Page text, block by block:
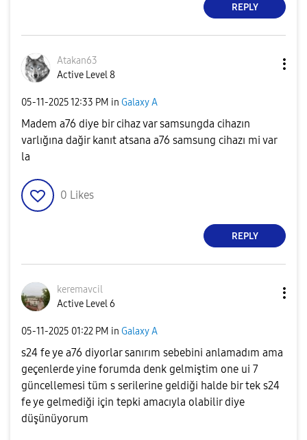
REPLY
Atakan63
Active Level 8
‎05-11-202512:33 PM in Galaxy A
Madem a76 diye bir cihaz var samsungda cihazın
varlığına dağir kanıt atsana a76 samsung cihazı mi var
la
0 Likes
REPLY
keremavcil
Active Level 6
‎05-11-2025 01:22 PM in Galaxy A
s24 fe ye a76 diyorlar sanırım sebebini anlamadım ama
geçenlerde yine forumda denk gelmiştim one ui 7
güncellemesi tüm s serilerine geldiği halde bir tek s24
fe ye gelmediği için tepki amacıyla olabilir diye
düşünüyorum